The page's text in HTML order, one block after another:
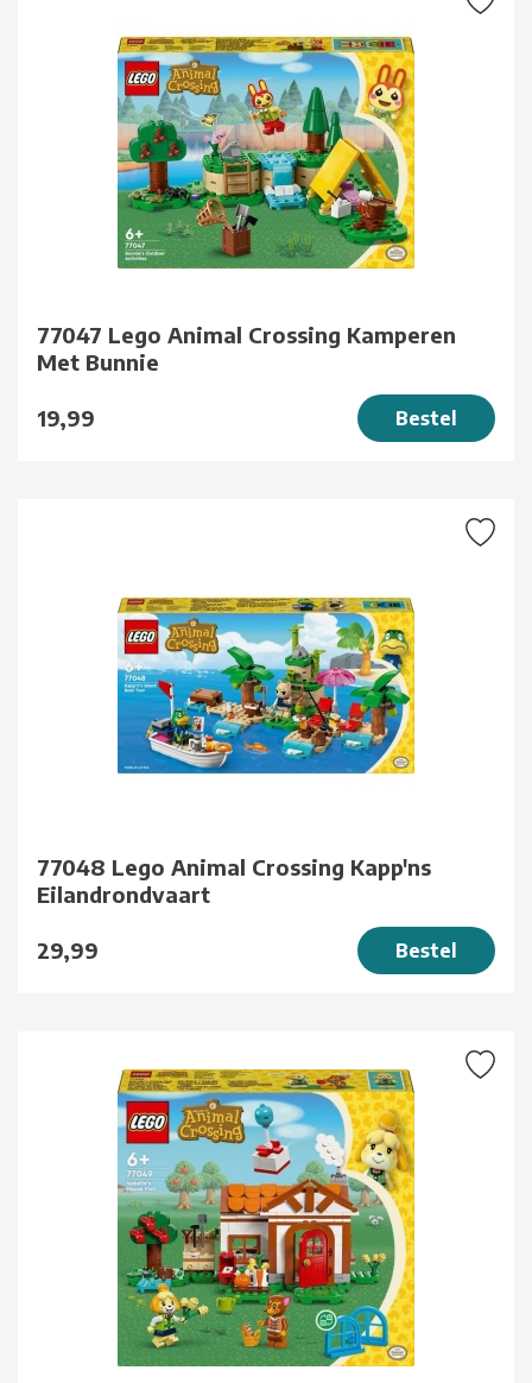
77047 Lego Animal Crossing Kamperen
Met Bunnie
19,99 Bestel
77048 Lego Animal Crossing Kapp'ns
Eilandrondvaart
29,99 Bestel